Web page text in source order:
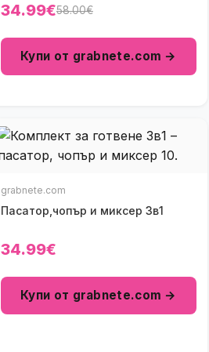
34.99€58.00€
Купи от grabnete.com →
grabnete.com
Пасатор,чопър и миксер 3в1
34.99€
Купи от grabnete.com →